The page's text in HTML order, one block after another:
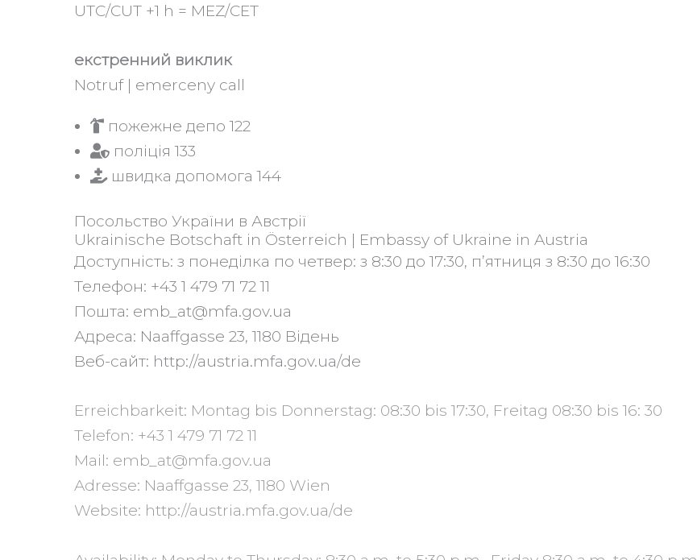
UTC/CUT +1 h = MEZ/CET
екстренний виклик
Notruf | emerceny call
пожежне депо 122
поліція 133
швидка допомога 144
Посольство України в Австрії
Ukrainische Botschaft in Österreich | Embassy of Ukraine in Austria
Доступність: з понеділка по четвер: з 8:30 до 17:30, п’ятниця з 8:30 до 16:30
Телефон: +43 1 479 71 72 11
Пошта: emb_at@mfa.gov.ua
Адреса: Naaffgasse 23, 1180 Відень
Веб-сайт: http://austria.mfa.gov.ua/de
Erreichbarkeit: Montag bis Donnerstag: 08:30 bis 17:30, Freitag 08:30 bis 16: 30
Telefon: +43 1 479 71 72 11
Mail: emb_at@mfa.gov.ua
Adresse: Naaffgasse 23, 1180 Wien
Website: http://austria.mfa.gov.ua/de